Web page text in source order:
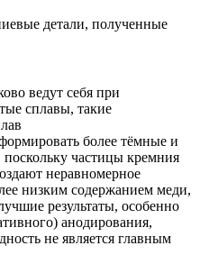
детали, полученные
ведут себя при
сплавы, такие
более тёмные и
частицы кремния
неравномерное
низким содержанием меди,
результаты, особенно
анодирования,
не является главным